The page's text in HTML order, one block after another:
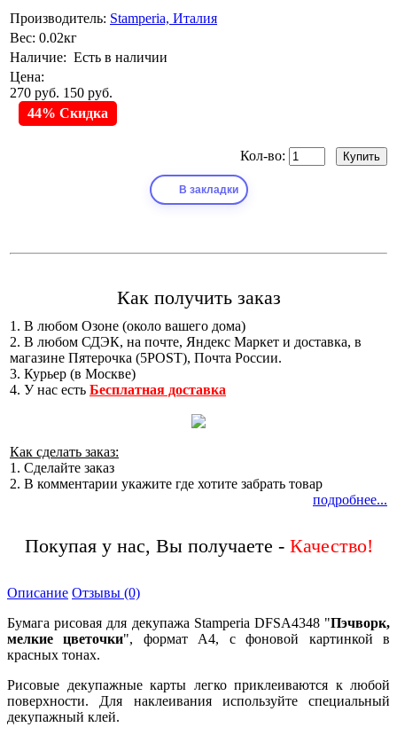
Производитель: Stamperia, Италия
Вес: 0.02кг
Наличие: Есть в наличии
Цена:
270 руб. 150 руб.
44% Скидка
Кол-во:
В закладки
Как получить заказ
1. В любом Озоне (около вашего дома)
2. В любом СДЭК, на почте, Яндекс Маркет и доставка, в
магазине Пятерочка (5POST), Почта России.
3. Курьер (в Москве)
4. У нас есть Бесплатная доставка
Как сделать заказ:
1. Сделайте заказ
2. В комментарии укажите где хотите забрать товар
подробнее...
Покупая у нас, Вы получаете -
Описание Отзывы (0)
Бумага рисовая для декупажа Stamperia DFSA4348 "Пэчворк,
мелкие цветочки", формат А4, с фоновой картинкой в
красных тонах.
Рисовые декупажные карты легко приклеиваются к любой
поверхности. Для наклеивания используйте специальный
декупажный клей.